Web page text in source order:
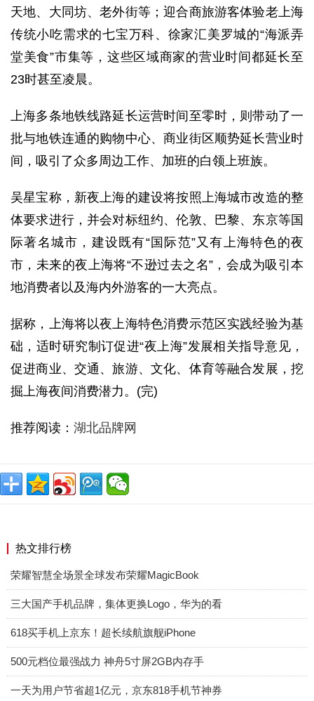
天地、大同坊、老外街等；迎合商旅游客体验老上海
传统小吃需求的七宝万科、徐家汇美罗城的“海派弄
堂美食”市集等，这些区域商家的营业时间都延长至
23时甚至凌晨。
上海多条地铁线路延长运营时间至零时，则带动了一
批与地铁连通的购物中心、商业街区顺势延长营业时
间，吸引了众多周边工作、加班的白领上班族。
吴星宝称，新夜上海的建设将按照上海城市改造的整
体要求进行，并会对标纽约、伦敦、巴黎、东京等国
际著名城市，建设既有“国际范”又有上海特色的夜
市，未来的夜上海将“不逊过去之名”，会成为吸引本
地消费者以及海内外游客的一大亮点。
据称，上海将以夜上海特色消费示范区实践经验为基
础，适时研究制订促进“夜上海”发展相关指导意见，
促进商业、交通、旅游、文化、体育等融合发展，挖
掘上海夜间消费潜力。(完)
推荐阅读： 湖北品牌网
热文排行榜
荣耀智慧全场景全球发布荣耀MagicBook
三大国产手机品牌，集体更换Logo，华为的看
618买手机上京东！超长续航旗舰iPhone
500元档位最强战力 神舟5寸屏2GB内存手
一天为用户节省超1亿元，京东818手机节神券